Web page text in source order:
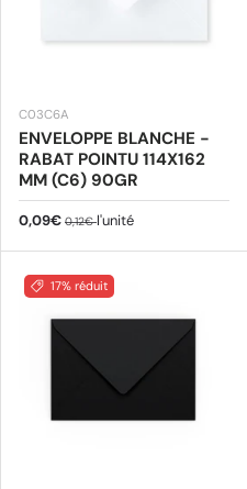
C03C6A
ENVELOPPE BLANCHE -
RABAT POINTU 114X162
MM (C6) 90GR
Prix soldé
0,09€ Prix habituel
0,12€l'unité
17% réduit